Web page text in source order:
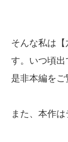
そんな私は
す。いつ頃出
是非本編をご
また、本作